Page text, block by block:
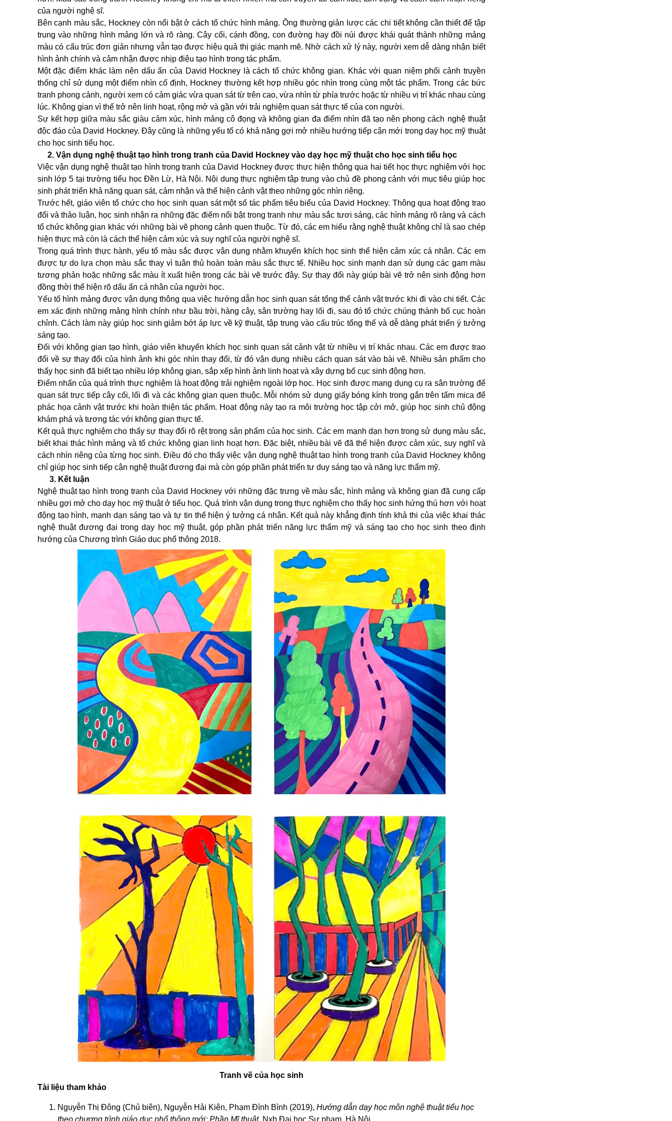
của người nghệ sĩ.
Bên cạnh màu sắc, Hockney còn nổi bật ở cách tổ chức hình mảng. Ông thường giản lược các chi tiết không cần thiết để tập
trung vào những hình mảng lớn và rõ ràng. Cây cối, cánh đồng, con đường hay đồi núi được khái quát thành những mảng
màu có cấu trúc đơn giản nhưng vẫn tạo được hiệu quả thị giác mạnh mẽ. Nhờ cách xử lý này, người xem dễ dàng nhận biết
hình ảnh chính và cảm nhận được nhịp điệu tạo hình trong tác phẩm.
Một đặc điểm khác làm nên dấu ấn của David Hockney là cách tổ chức không gian. Khác với quan niệm phối cảnh truyền
thống chỉ sử dụng một điểm nhìn cố định, Hockney thường kết hợp nhiều góc nhìn trong cùng một tác phẩm. Trong các bức
tranh phong cảnh, người xem có cảm giác vừa quan sát từ trên cao, vừa nhìn từ phía trước hoặc từ nhiều vị trí khác nhau cùng
lúc. Không gian vì thế trở nên linh hoạt, rộng mở và gần với trải nghiệm quan sát thực tế của con người.
Sự kết hợp giữa màu sắc giàu cảm xúc, hình mảng cô đọng và không gian đa điểm nhìn đã tạo nên phong cách nghệ thuật
độc đáo của David Hockney. Đây cũng là những yếu tố có khả năng gợi mở nhiều hướng tiếp cận mới trong dạy học mỹ thuật
cho học sinh tiểu học.
2. Vận dụng nghệ thuật tạo hình trong tranh của David Hockney vào dạy học mỹ thuật cho học sinh tiểu học
Việc vận dụng nghệ thuật tạo hình trong tranh của David Hockney được thực hiện thông qua hai tiết học thực nghiệm với học
sinh lớp 5 tại trường tiểu học Đền Lừ, Hà Nội. Nội dung thực nghiệm tập trung vào chủ đề phong cảnh với mục tiêu giúp học
sinh phát triển khả năng quan sát, cảm nhận và thể hiện cảnh vật theo những góc nhìn riêng.
Trước hết, giáo viên tổ chức cho học sinh quan sát một số tác phẩm tiêu biểu của David Hockney. Thông qua hoạt động trao
đổi và thảo luận, học sinh nhận ra những đặc điểm nổi bật trong tranh như màu sắc tươi sáng, các hình mảng rõ ràng và cách
tổ chức không gian khác với những bài vẽ phong cảnh quen thuộc. Từ đó, các em hiểu rằng nghệ thuật không chỉ là sao chép
hiện thực mà còn là cách thể hiện cảm xúc và suy nghĩ của người nghệ sĩ.
Trong quá trình thực hành, yếu tố màu sắc được vận dụng nhằm khuyến khích học sinh thể hiện cảm xúc cá nhân. Các em
được tự do lựa chọn màu sắc thay vì tuân thủ hoàn toàn màu sắc thực tế. Nhiều học sinh mạnh dạn sử dụng các gam màu
tương phản hoặc những sắc màu ít xuất hiện trong các bài vẽ trước đây. Sự thay đổi này giúp bài vẽ trở nên sinh động hơn
đồng thời thể hiện rõ dấu ấn cá nhân của người học.
Yếu tố hình mảng được vận dụng thông qua việc hướng dẫn học sinh quan sát tổng thể cảnh vật trước khi đi vào chi tiết. Các
em xác định những mảng hình chính như bầu trời, hàng cây, sân trường hay lối đi, sau đó tổ chức chúng thành bố cục hoàn
chỉnh. Cách làm này giúp học sinh giảm bớt áp lực về kỹ thuật, tập trung vào cấu trúc tổng thể và dễ dàng phát triển ý tưởng
sáng tạo.
Đối với không gian tạo hình, giáo viên khuyến khích học sinh quan sát cảnh vật từ nhiều vị trí khác nhau. Các em được trao
đổi về sự thay đổi của hình ảnh khi góc nhìn thay đổi, từ đó vận dụng nhiều cách quan sát vào bài vẽ. Nhiều sản phẩm cho
thấy học sinh đã biết tạo nhiều lớp không gian, sắp xếp hình ảnh linh hoạt và xây dựng bố cục sinh động hơn.
Điểm nhấn của quá trình thực nghiệm là hoạt động trải nghiệm ngoài lớp học. Học sinh được mang dụng cụ ra sân trường để
quan sát trực tiếp cây cối, lối đi và các không gian quen thuộc. Mỗi nhóm sử dụng giấy bóng kính trong gắn trên tấm mica để
phác họa cảnh vật trước khi hoàn thiện tác phẩm. Hoạt động này tạo ra môi trường học tập cởi mở, giúp học sinh chủ động
khám phá và tương tác với không gian thực tế.
Kết quả thực nghiệm cho thấy sự thay đổi rõ rệt trong sản phẩm của học sinh. Các em mạnh dạn hơn trong sử dụng màu sắc,
biết khai thác hình mảng và tổ chức không gian linh hoạt hơn. Đặc biệt, nhiều bài vẽ đã thể hiện được cảm xúc, suy nghĩ và
cách nhìn riêng của từng học sinh. Điều đó cho thấy việc vận dụng nghệ thuật tạo hình trong tranh của David Hockney không
chỉ giúp học sinh tiếp cận nghệ thuật đương đại mà còn góp phần phát triển tư duy sáng tạo và năng lực thẩm mỹ.
3. Kết luận
Nghệ thuật tạo hình trong tranh của David Hockney với những đặc trưng về màu sắc, hình mảng và không gian đã cung cấp
nhiều gợi mở cho dạy học mỹ thuật ở tiểu học. Quá trình vận dụng trong thực nghiệm cho thấy học sinh hứng thú hơn với hoạt
động tạo hình, mạnh dạn sáng tạo và tự tin thể hiện ý tưởng cá nhân. Kết quả này khẳng định tính khả thi của việc khai thác
nghệ thuật đương đại trong dạy học mỹ thuật, góp phần phát triển năng lực thẩm mỹ và sáng tạo cho học sinh theo định
hướng của Chương trình Giáo dục phổ thông 2018.
Tranh vẽ của học sinh
Tài liệu tham khảo
Nguyễn Thị Đông (Chủ biên), Nguyễn Hải Kiên, Phạm Đình Bình (2019), Hướng dẫn dạy học môn nghệ thuật tiểu học
theo chương trình giáo dục phổ thông mới: Phần Mĩ thuật, Nxb Đại học Sư phạm, Hà Nội.